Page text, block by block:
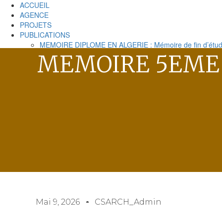
ACCUEIL
AGENCE
PROJETS
PUBLICATIONS
MEMOIRE DIPLOME EN ALGERIE : Mémoire de fin
MEMOIRE 4EME ANNEE : L’architecture vernaculaire au
MEMOIRE 5EME ANNEE : Mémoire de présentation du
MEMOIRE 6ème ANNEERapport de présentation TPFE
MEMOIRE
Mai 9, 2026 CSARCH_Admin